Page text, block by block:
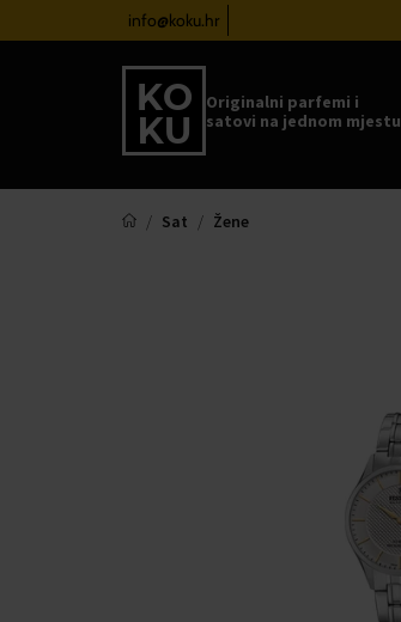
info@koku.hr
Originalni parfemi i
satovi na jednom mjestu
Sat Žene